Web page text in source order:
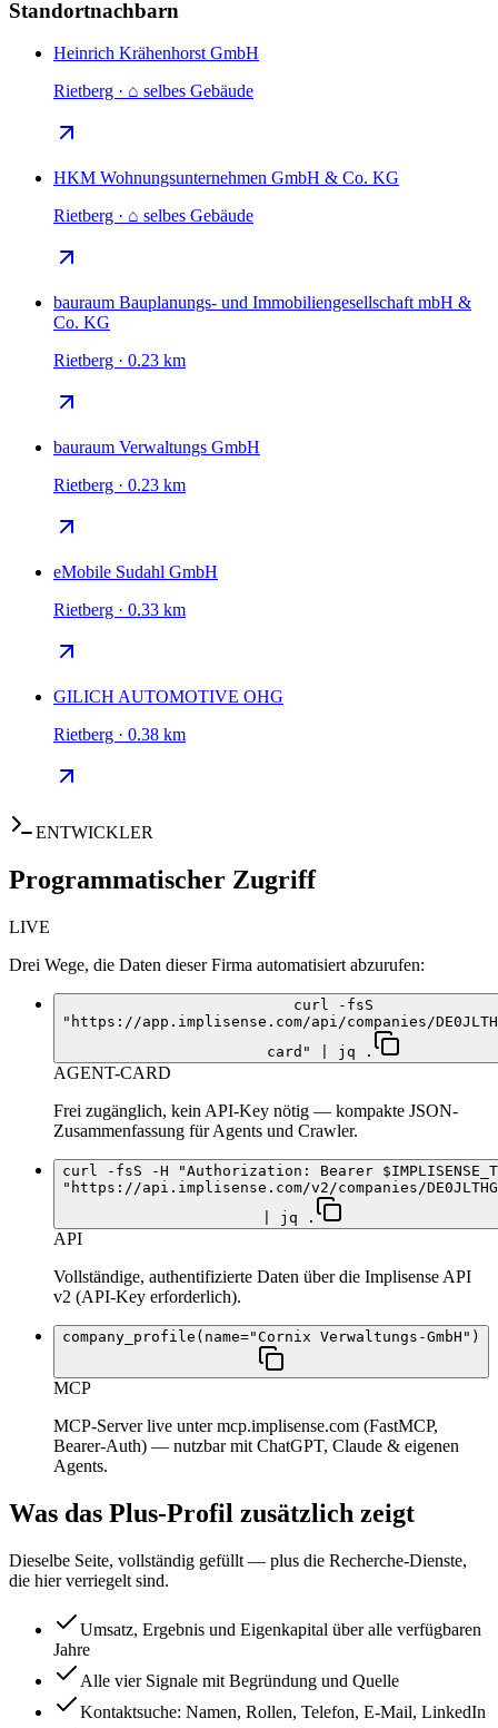
Standortnachbarn
Heinrich Krähenhorst GmbH
Rietberg · ⌂ selbes Gebäude
HKM Wohnungsunternehmen GmbH & Co. KG
Rietberg · ⌂ selbes Gebäude
bauraum Bauplanungs- und Immobiliengesellschaft mbH &
Co. KG
Rietberg · 0.23 km
bauraum Verwaltungs GmbH
Rietberg · 0.23 km
eMobile Sudahl GmbH
Rietberg · 0.33 km
GILICH AUTOMOTIVE OHG
Rietberg · 0.38 km
ENTWICKLER
Programmatischer Zugriff
LIVE
Drei Wege, die Daten dieser Firma automatisiert abzurufen:
curl -fsS
"https://app.implisense.com/api/companies/
card" | jq .
AGENT-CARD
Frei zugänglich, kein API-Key nötig — kompakte JSON-
Zusammenfassung für Agents und Crawler.
curl -fsS -H "Authorization: Bearer
"https://api.implisense.com/v2/companies/
| jq .
API
Vollständige, authentifizierte Daten über die Implisense API
v2 (API-Key erforderlich).
company_profile(name="Cornix Verwaltungs-GmbH")
MCP
MCP-Server live unter mcp.implisense.com (FastMCP,
Bearer-Auth) — nutzbar mit ChatGPT, Claude & eigenen
Agents.
Was das Plus-Profil zusätzlich zeigt
Dieselbe Seite, vollständig gefüllt — plus die Recherche-Dienste,
die hier verriegelt sind.
Umsatz, Ergebnis und Eigenkapital über alle verfügbaren
Jahre
Alle vier Signale mit Begründung und Quelle
Kontaktsuche: Namen, Rollen, Telefon, E-Mail, LinkedIn